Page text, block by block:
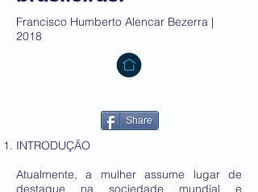
Francisco Humberto Alencar Bezerra |
2018
Share
INTRODUÇÃO
Atualmente, a mulher assume lugar de
destaque na sociedade mundial e